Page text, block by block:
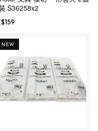
S36258x2
159
NEW